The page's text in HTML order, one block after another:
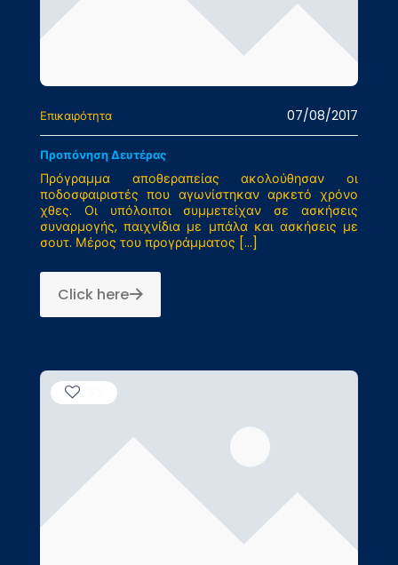
Επικαιρότητα 07/08/2017
Προπόνηση Δευτέρας
Πρόγραμμα αποθεραπείας ακολούθησαν οι
ποδοσφαιριστές που αγωνίστηκαν αρκετό χρόνο
χθες. Οι υπόλοιποι συμμετείχαν σε ασκήσεις
συναρμογής, παιχνίδια με μπάλα και ασκήσεις με
σουτ. Μέρος του προγράμματος […]
Click here